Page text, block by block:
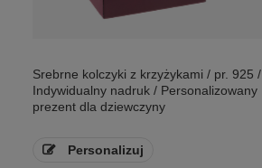
Srebrne kolczyki z krzyżykami / pr. 925 /
Indywidualny nadruk / Personalizowany
prezent dla dziewczyny
Personalizuj